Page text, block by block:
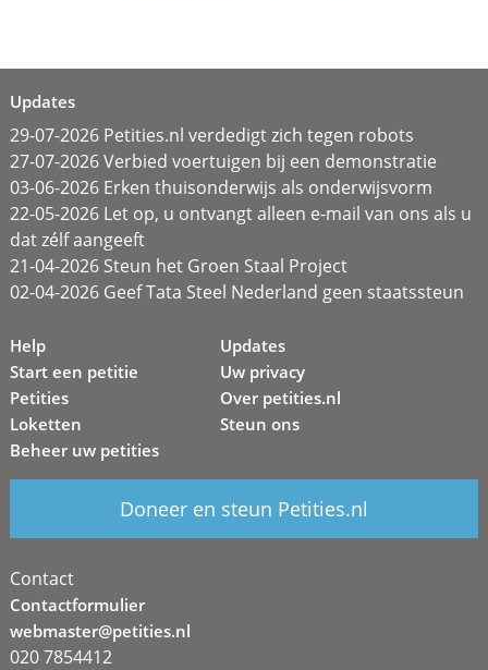
Updates
29-07-2026 Petities.nl verdedigt zich tegen robots
27-07-2026 Verbied voertuigen bij een demonstratie
03-06-2026 Erken thuisonderwijs als onderwijsvorm
22-05-2026 Let op, u ontvangt alleen e-mail van ons als u
dat zélf aangeeft
21-04-2026 Steun het Groen Staal Project
02-04-2026 Geef Tata Steel Nederland geen staatssteun
Help
Start een petitie
Petities
Loketten
Beheer uw petities
Updates
Uw privacy
Over petities.nl
Steun ons
Doneer en steun Petities.nl
Contact
Contactformulier
webmaster@petities.nl
020 7854412